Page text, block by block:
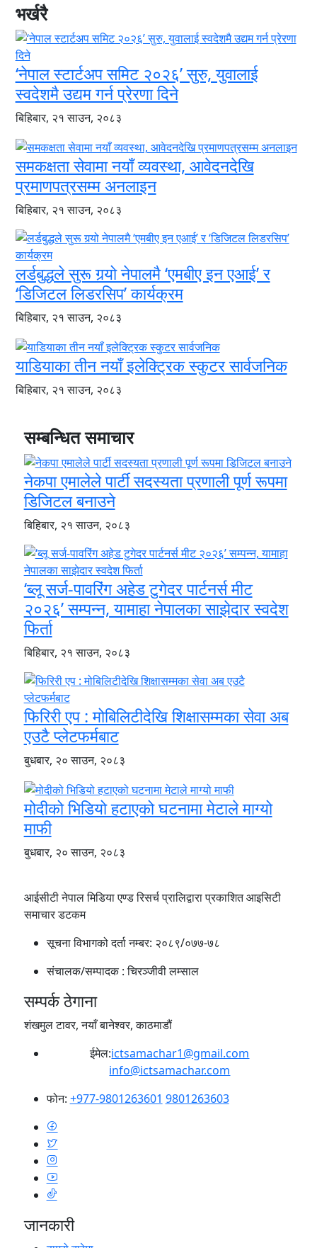
भर्खरै
‘नेपाल स्टार्टअप समिट २०२६’ सुरु, युवालाई
स्वदेशमै उद्यम गर्न प्रेरणा दिने
बिहिबार, २१ साउन, २०८३
समकक्षता सेवामा नयाँ व्यवस्था, आवेदनदेखि
प्रमाणपत्रसम्म अनलाइन
बिहिबार, २१ साउन, २०८३
लर्डबुद्धले सुरू गर्‍यो नेपालमै ‘एमबीए इन एआई’ र
‘डिजिटल लिडरसिप’ कार्यक्रम
बिहिबार, २१ साउन, २०८३
याडियाका तीन नयाँ इलेक्ट्रिक स्कुटर सार्वजनिक
बिहिबार, २१ साउन, २०८३
सम्बन्धित समाचार
नेकपा एमालेले पार्टी सदस्यता प्रणाली पूर्ण रूपमा
डिजिटल बनाउने
बिहिबार, २१ साउन, २०८३
‘ब्लू सर्ज-पावरिंग अहेड टुगेदर पार्टनर्स मीट
२०२६’ सम्पन्न, यामाहा नेपालका साझेदार स्वदेश
फिर्ता
बिहिबार, २१ साउन, २०८३
फिरिरी एप : मोबिलिटीदेखि शिक्षासम्मका सेवा अब
एउटै प्लेटफर्मबाट
बुधबार, २० साउन, २०८३
मोदीको भिडियो हटाएको घटनामा मेटाले माग्यो
माफी
बुधबार, २० साउन, २०८३
आईसीटी नेपाल मिडिया एण्ड रिसर्च प्रालिद्वारा प्रकाशित आइसिटी
समाचार डटकम
सूचना विभागको दर्ता नम्बर: २०८९/०७७-७८
संचालक/सम्पादक :चिरञ्जीवी लम्साल
सम्पर्क ठेगाना
शंखमुल टावर, नयाँ बानेश्वर, काठमाडौं
ईमेल:ictsamachar1@gmail.com
info@ictsamachar.com
फोन: +977-9801263601 9801263603
जानकारी